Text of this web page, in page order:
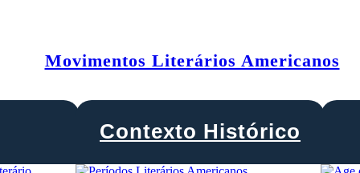
Movimentos Literários Americanos
Contexto Histórico